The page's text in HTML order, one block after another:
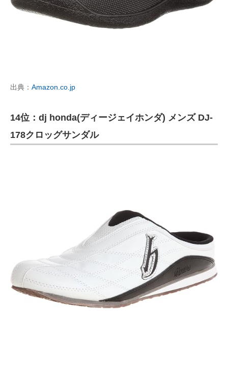
出典： Amazon.co.jp
14位：dj honda(ディージェイホンダ) メンズ DJ-
178クロッグサンダル